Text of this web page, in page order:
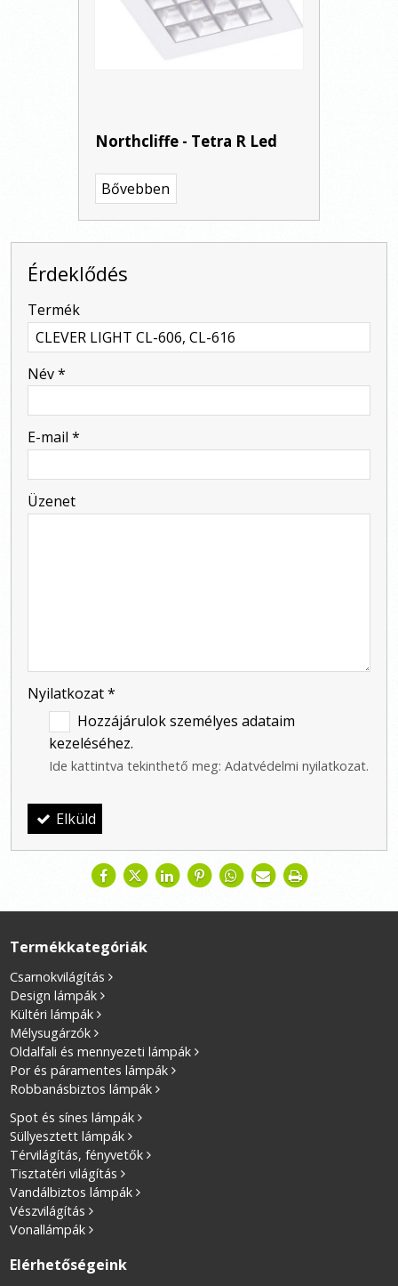
Northcliffe - Tetra R Led
Bővebben
Érdeklődés
-
Termék
Név*
E-mail *
Üzenet
Nyilatkozat*
Hozzájárulok személyes adataim
kezeléséhez.
Ide kattintva tekinthető meg: Adatvédelmi nyilatkozat.
Elküld
Termékkategóriák
Csarnokvilágítás
Design lámpák
Kültéri lámpák
Mélysugárzók
Oldalfali és mennyezeti lámpák
Por és páramentes lámpák
Robbanásbiztos lámpák
Spot és sínes lámpák
Süllyesztett lámpák
Térvilágítás, fényvetők
Tisztatéri világítás
Vandálbiztos lámpák
Vészvilágítás
Vonallámpák
Elérhetőségeink